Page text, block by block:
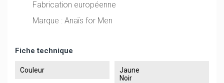
Fabrication européenne
Marque : Anaïs for Men
Fiche technique
Couleur
Jaune
Noir